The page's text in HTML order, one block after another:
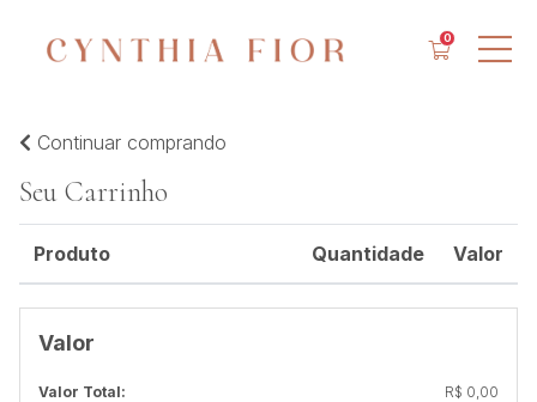
0
Continuar comprando
Seu Carrinho
Produto Quantidade Valor
Valor
Valor Total: R$ 0,00